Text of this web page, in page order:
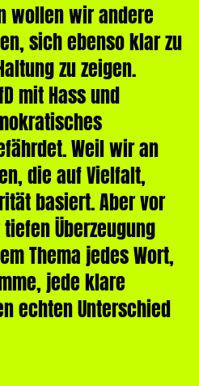
wollen wir andere
sich ebenso klar zu
zu zeigen.
mit Hass und
Weil wir an
die auf Vielfalt,
basiert. Aber vor
Überzeugung
Thema jedes Wort,
jede klare
echten Unterschied